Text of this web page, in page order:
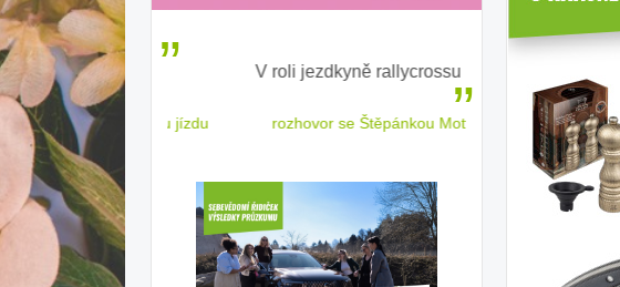
na cestách
pro bezpečnou jízdu
V roli jezdkyně rallycrossu
rozhovor se Štěpánkou Mottlovou
ženským